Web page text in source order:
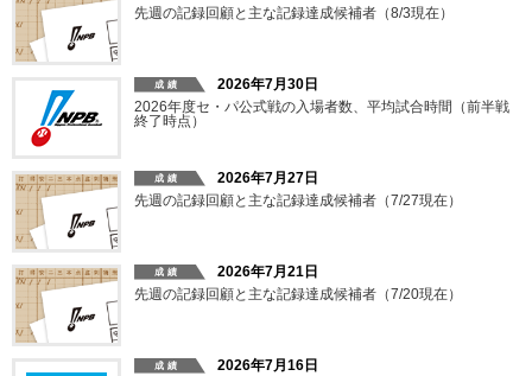
先週の記録回顧と主な記録達成候補者（8/3現在）
2026年7月30日
2026年度セ・パ公式戦の入場者数、平均試合時間（前半戦
終了時点）
2026年7月27日
先週の記録回顧と主な記録達成候補者（7/27現在）
2026年7月21日
先週の記録回顧と主な記録達成候補者（7/20現在）
2026年7月16日